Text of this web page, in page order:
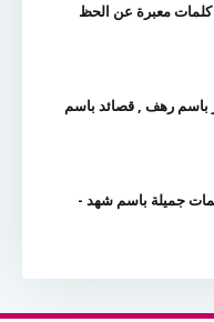
معبرة عن الحظ
رهف , قصائد باسم
جميلة باسم شهد -